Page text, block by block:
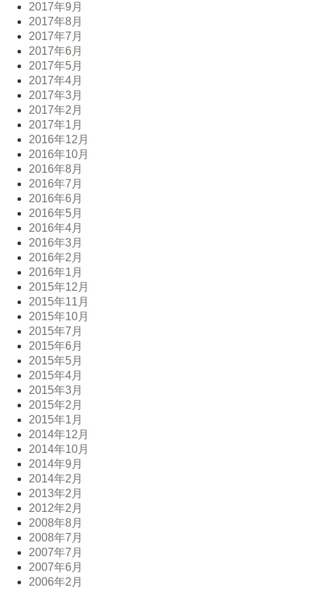
2017年9月
2017年8月
2017年7月
2017年6月
2017年5月
2017年4月
2017年3月
2017年2月
2017年1月
2016年12月
2016年10月
2016年8月
2016年7月
2016年6月
2016年5月
2016年4月
2016年3月
2016年2月
2016年1月
2015年12月
2015年11月
2015年10月
2015年7月
2015年6月
2015年5月
2015年4月
2015年3月
2015年2月
2015年1月
2014年12月
2014年10月
2014年9月
2014年2月
2013年2月
2012年2月
2008年8月
2008年7月
2007年7月
2007年6月
2006年2月